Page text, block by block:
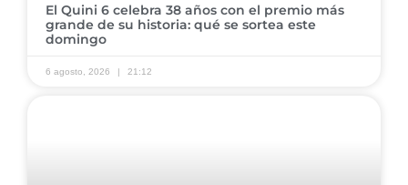
El Quini 6 celebra 38 años con el premio más
grande de su historia: qué se sortea este
domingo
6 agosto, 2026 21:12